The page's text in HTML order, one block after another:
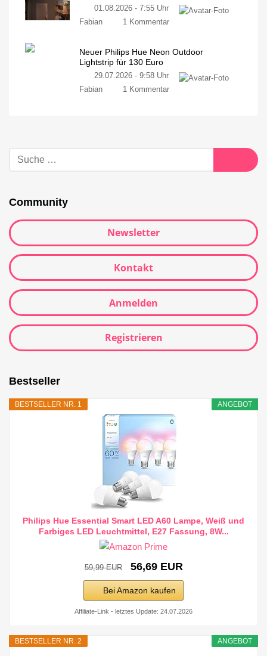
01.08.2026 - 7:55 Uhr
Fabian
1 Kommentar
Neuer Philips Hue Neon Outdoor
Lightstrip für 130 Euro
29.07.2026 - 9:58 Uhr
Fabian
1 Kommentar
Community
Newsletter
Kontakt
Anmelden
Registrieren
Bestseller
ANGEBOT
BESTSELLER NR. 1
Philips Hue Essential Smart LED A60 Lampe, Weiß und
Farbiges LED Leuchtmittel, E27 Fassung, 8W...
59,99 EUR 56,69 EUR
Bei Amazon kaufen
Affiliate-Link - letztes Update: 24.07.2026
ANGEBOT
BESTSELLER NR. 2